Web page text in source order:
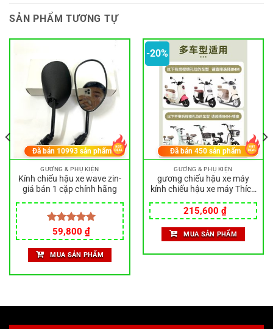
SẢN PHẨM TƯƠNG TỰ
GƯƠNG & PHỤ KIỆN
Kính chiếu hậu xe wave zin-
giá bán 1 cặp chính hãng
Được xếp
hạng5.00
5 sao
59,800 ₫
Đã bán 10993 sản phẩm
MUA SẢN PHẨM
-20%
GƯƠNG & PHỤ KIỆN
gương chiếu hậu xe máy
kính chiếu hậu xe máy Thích
Cương Da Báo Xe Điện
Gương Chiếu Hậu Đa Năng
Gương Phản Quang Bàn
Đạp Pin Chiếu Hậu Xe Máy
Gương Chiếu Hậu
Giá
gốc
là:
269,500 ₫.
215,600 ₫Giá
hiện
tại
là:
215,600 ₫.
Đã bán450 sản phẩm
MUA SẢN PHẨM